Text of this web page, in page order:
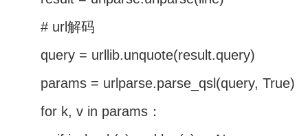
# url解码
query = urllib.unquote(result.query)
params = urlparse.parse_qsl(query, True)
for k, v in params：